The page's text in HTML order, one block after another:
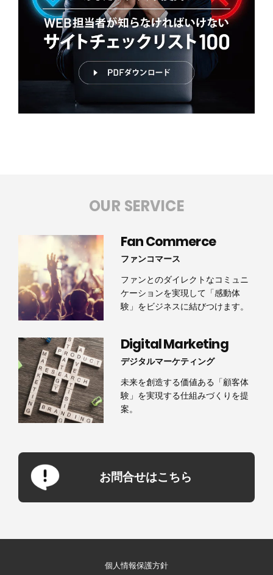
OUR SERVICE
Fan Commerce
ファンコマース
ファンとのダイレクトなコミュニ
ケーションを実現して「感動体
験」をビジネスに結びつけます。
Digital Marketing
デジタルマーケティング
未来を創造する価値ある「顧客体
験」を実現する仕組みづくりを提
案。
お問合せはこちら
個人情報保護方針